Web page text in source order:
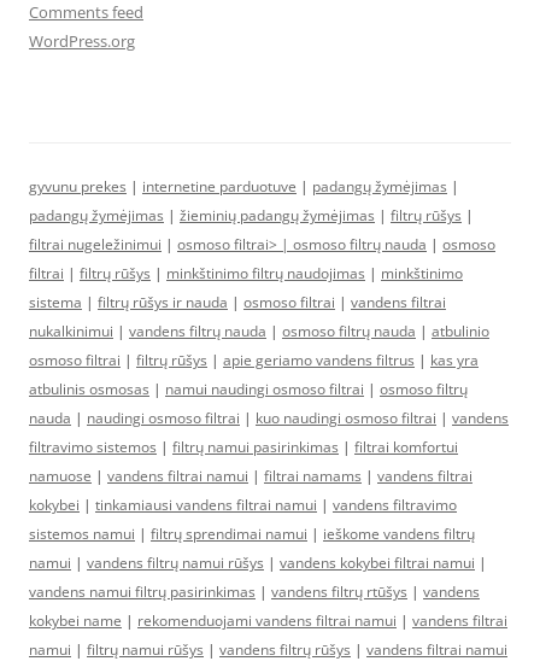
Comments feed
WordPress.org
gyvunu prekes | internetine parduotuve | padangų žymėjimas |
padangų žymėjimas | žieminių padangų žymėjimas | filtrų rūšys |
filtrai nugeležinimui | osmoso filtrai> | osmoso filtrų nauda | osmoso
filtrai | filtrų rūšys | minkštinimo filtrų naudojimas | minkštinimo
sistema | filtrų rūšys ir nauda | osmoso filtrai | vandens filtrai
nukalkinimui | vandens filtrų nauda | osmoso filtrų nauda | atbulinio
osmoso filtrai | filtrų rūšys | apie geriamo vandens filtrus | kas yra
atbulinis osmosas | namui naudingi osmoso filtrai | osmoso filtrų
nauda | naudingi osmoso filtrai | kuo naudingi osmoso filtrai | vandens
filtravimo sistemos | filtrų namui pasirinkimas | filtrai komfortui
namuose | vandens filtrai namui | filtrai namams | vandens filtrai
kokybei | tinkamiausi vandens filtrai namui | vandens filtravimo
sistemos namui | filtrų sprendimai namui | ieškome vandens filtrų
namui | vandens filtrų namui rūšys | vandens kokybei filtrai namui |
vandens namui filtrų pasirinkimas | vandens filtrų rtūšys | vandens
kokybei name | rekomenduojami vandens filtrai namui | vandens filtrai
namui | filtrų namui rūšys | vandens filtrų rūšys | vandens filtrai namui